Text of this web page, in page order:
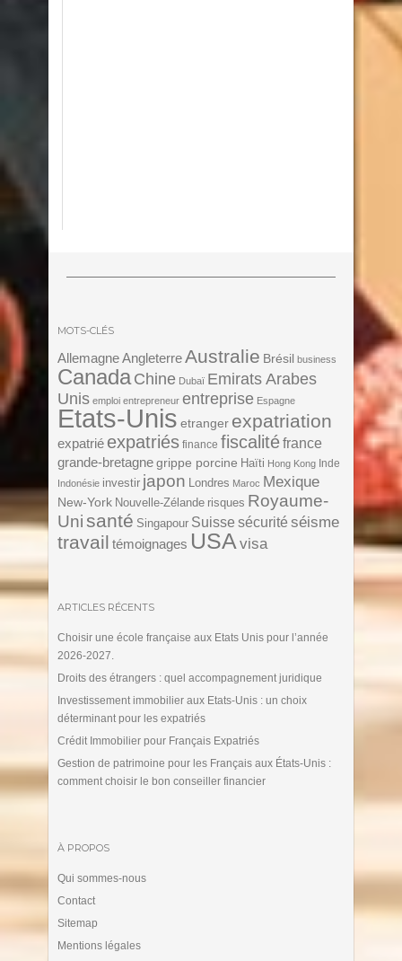
MOTS-CLÉS
Allemagne AngleterreAustralie Brésil business
Canada Chine Dubaï Emirats Arabes
Unis emploi entrepreneur entreprise Espagne
Etats-Unis etranger expatriation
expatrié expatriés finance fiscalitéfrance
grande-bretagne grippe porcine Haïti Hong Kong Inde
Indonésie investir japon Londres Maroc Mexique
New-York Nouvelle-Zélande risques Royaume-
Unisanté Singapour Suisse sécurité séisme
travail témoignages USA visa
ARTICLES RÉCENTS
Choisir une école française aux Etats Unis pour l’année
2026-2027.
Droits des étrangers : quel accompagnement juridique
Investissement immobilier aux Etats-Unis : un choix
déterminant pour les expatriés
Crédit Immobilier pour Français Expatriés
Gestion de patrimoine pour les Français aux États-Unis :
comment choisir le bon conseiller financier
À PROPOS
Qui sommes-nous
Contact
Sitemap
Mentions légales